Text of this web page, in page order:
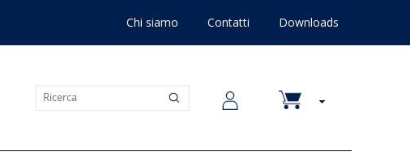
Chi siamo Contatti Downloads